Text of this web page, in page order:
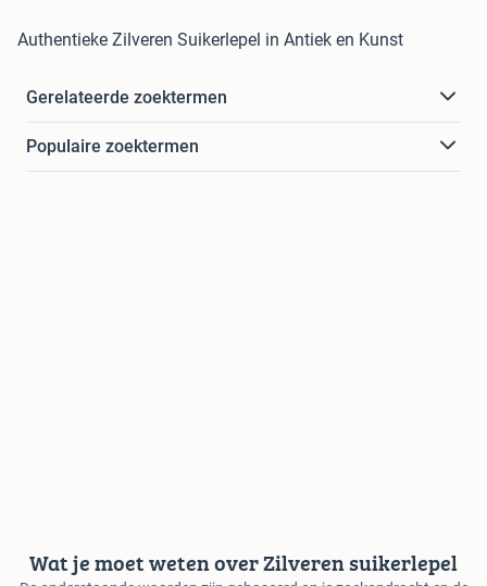
Authentieke Zilveren Suikerlepel in Antiek en Kunst
Gerelateerde zoektermen
Populaire zoektermen
Wat je moet weten over Zilveren suikerlepel